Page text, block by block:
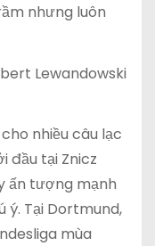
nhưng luôn
Lewandowski
nhiều câu lạc
đầu tại Znicz
ấn tượng mạnh
ý. Tại Dortmund,
mùa